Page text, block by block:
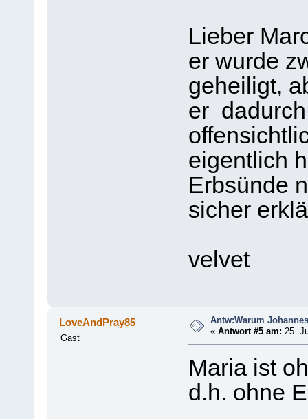
Lieber
er wurde
geheiligt,
er
eigentlich
Erbsünde
sicher
velvet
LoveAndPray85
Gast
Antw:Warum
«Antwort #5 am: 25.
Maria ist
d.h. ohne